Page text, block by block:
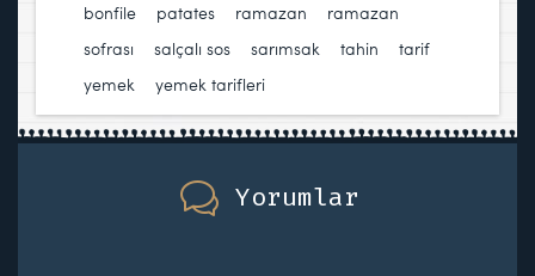
bonfile
patates ramazan
ramazan
sofrası
salçalı sos sarımsak tahin tarif
yemek
yemek tarifleri
Yorumlar